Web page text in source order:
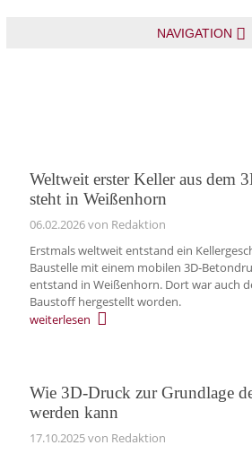
NAVIGATION
Weltweit erster Keller aus dem
steht in Weißenhorn
06.02.2026von Redaktion
Erstmals weltweit entstand ein
Baustelle mit einem mobilen
entstand in Weißenhorn. Dort war auch
Baustoff hergestellt worden.
weiterlesen
Wie 3D-Druck zur Grundlage
werden kann
17.10.2025von Redaktion